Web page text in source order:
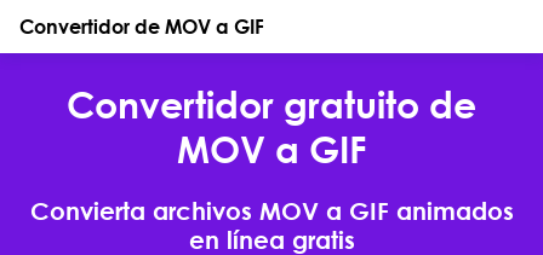
Convertidor de MOV a GIF
Convertidor gratuito de
MOV a GIF
Convierta archivos MOV a GIF animados
en línea gratis